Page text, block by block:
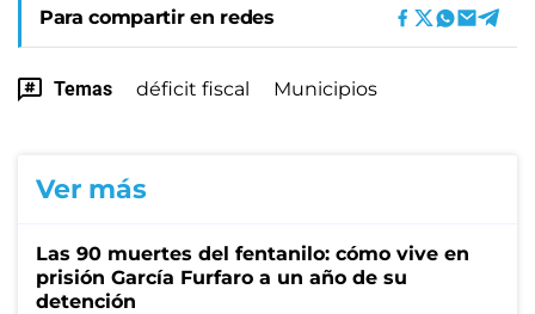
Para compartir en redes
Temas déficit fiscal Municipios
Ver más
Las 90 muertes del fentanilo: cómo vive en
prisión García Furfaro a un año de su
detención